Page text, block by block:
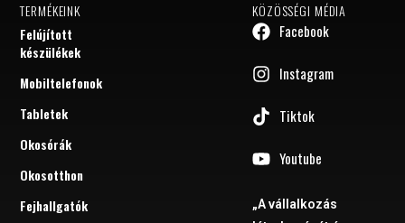
TERMÉKEINK
Felújított
készülékek
Mobiltelefonok
Tabletek
Okosórák
Okosotthon
Fejhallgatók
KÖZÖSSÉGI MÉDIA
Facebook
Instagram
Tiktok
Youtube
„A vállalkozás